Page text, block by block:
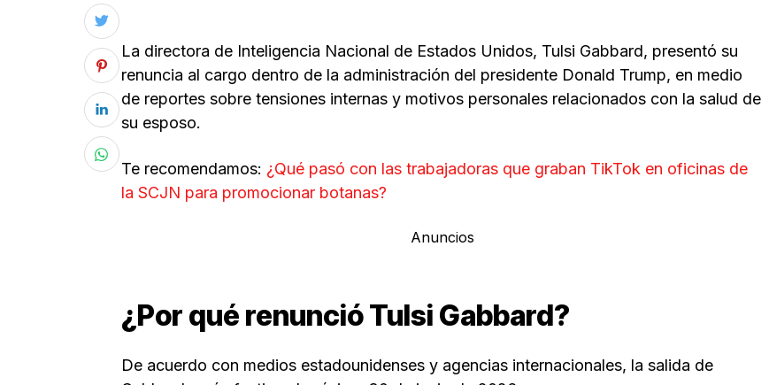
La directora de Inteligencia Nacional de Estados Unidos, Tulsi Gabbard, presentó su
renuncia al cargo dentro de la administración del presidente Donald Trump, en medio
de reportes sobre tensiones internas y motivos personales relacionados con la salud de
su esposo.
Te recomendamos: ¿Qué pasó con las trabajadoras que graban TikTok en oficinas de
la SCJN para promocionar botanas?
Anuncios
¿Por qué renunció Tulsi Gabbard?
De acuerdo con medios estadounidenses y agencias internacionales, la salida de